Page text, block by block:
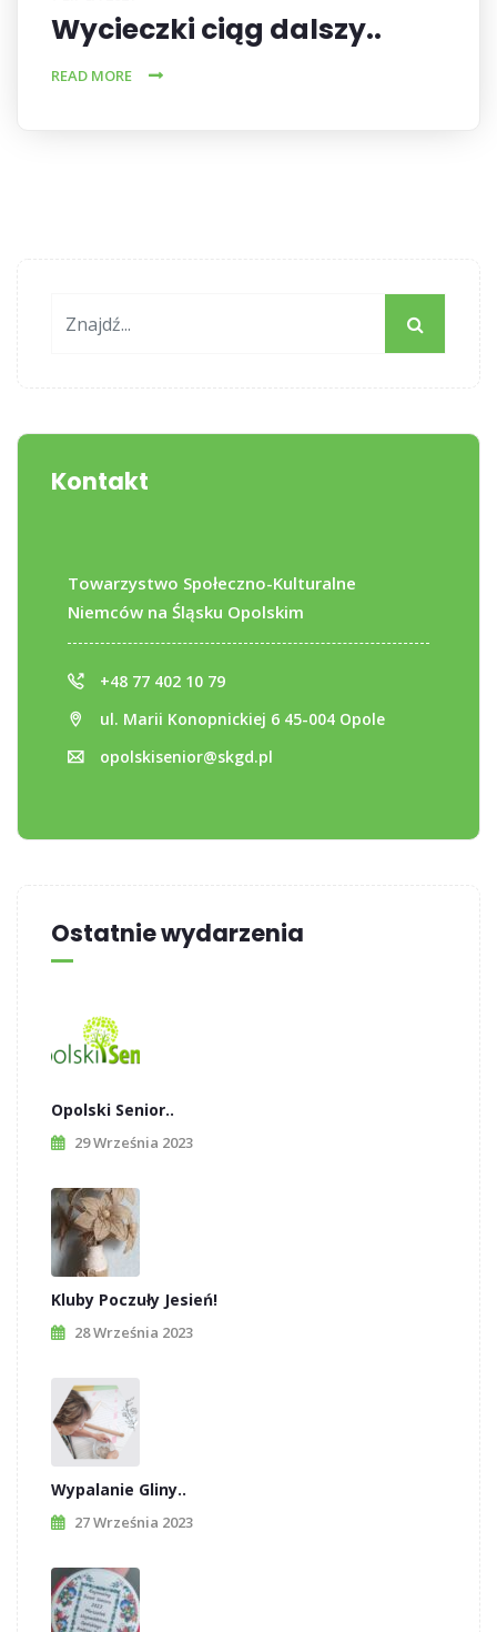
Wycieczki ciąg dalszy..
READ MORE
Kontakt
Towarzystwo Społeczno-Kulturalne
Niemców na Śląsku Opolskim
+48 77 402 10 79
ul. Marii Konopnickiej 6 45-004 Opole
opolskisenior@skgd.pl
Ostatnie wydarzenia
Opolski Senior..
29 Września 2023
Kluby Poczuły Jesień!
28 Września 2023
Wypalanie Gliny..
27 Września 2023